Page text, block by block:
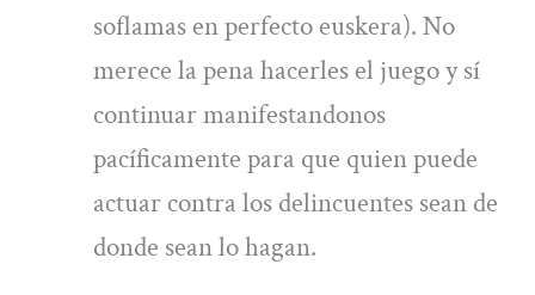
soflamas en perfecto euskera). No
merece la pena hacerles el juego y sí
continuar manifestandonos
pacíficamente para que quien puede
actuar contra los delincuentes sean de
donde sean lo hagan.